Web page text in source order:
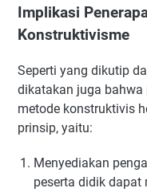
Implikasi
Konstruktivisme
Seperti yang dikutip
dikatakan juga bahwa
metode konstruktivis
prinsip, yaitu:
Menyediakan
peserta didik dapat